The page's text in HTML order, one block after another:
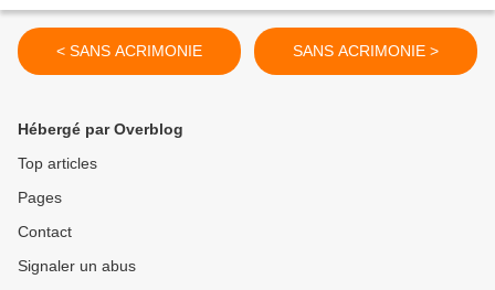
< SANS ACRIMONIE SANS ACRIMONIE >
Hébergé par Overblog
Top articles
Pages
Contact
Signaler un abus